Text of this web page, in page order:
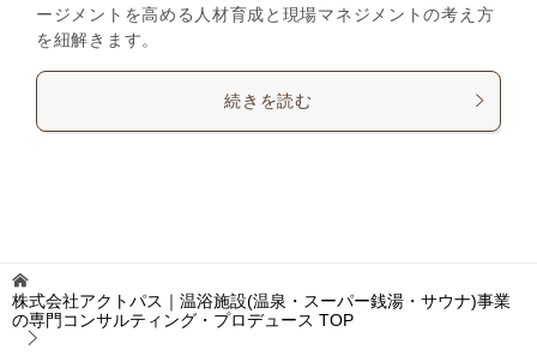
ージメントを高める人材育成と現場マネジメントの考え方
を紐解きます。
続きを読む
株式会社アクトパス｜温浴施設(温泉・スーパー銭湯・サウナ)事業
の専門コンサルティング・プロデュース TOP